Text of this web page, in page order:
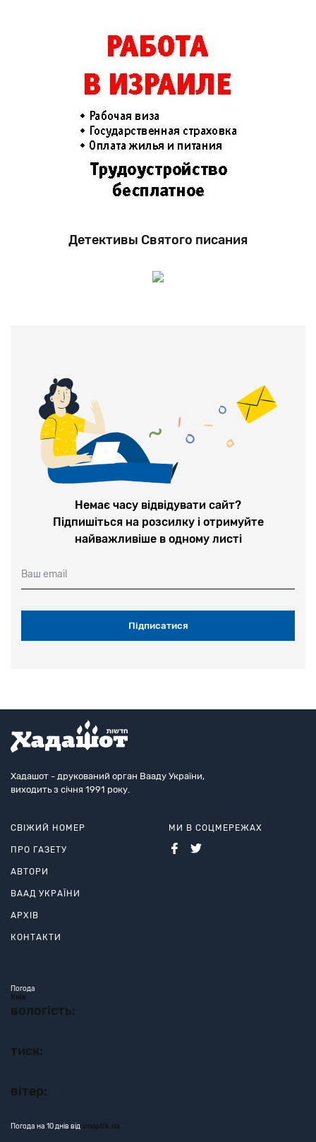
Детективы Святого писания
Немає часу відвідувати сайт?
Підпишіться на розсилку і отримуйте
найважливіше в одному листі
Ваш email
Хадашот - друкований орган Вааду України,
виходить з січня 1991 року.
СВІЖИЙ НОМЕР
ПРО ГАЗЕТУ
АВТОРИ
ВААД УКРАЇНИ
АРХІВ
КОНТАКТИ
МИ В СОЦМЕРЕЖАХ
Погода
Київ
вологість:
тиск:
вітер:
Погода на 10 днів від sinoptik.ua